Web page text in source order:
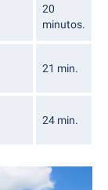
20
minutos.
21 min.
24 min.